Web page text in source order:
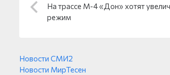
На трассе М-4 «Дон» хотят
режим
Новости СМИ2
Новости МирТесен